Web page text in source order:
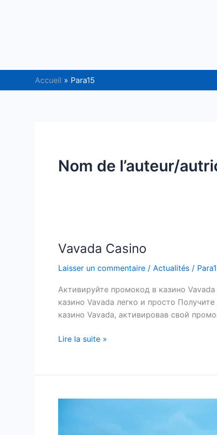
Accueil Para15
Nom de l’auteur/
Vavada Casino
Laisser un commentaire / Actualités /
Активируйте промокод в казино
казино Vavada легко и просто
казино Vavada, активировав свой
Vavada
Lire la suite »